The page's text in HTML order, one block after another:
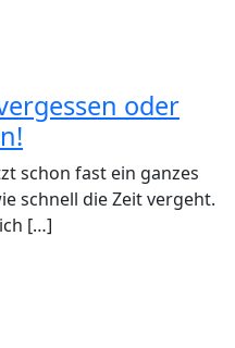
oder
schon fast ein ganzes
schnell die Zeit vergeht.
[…]